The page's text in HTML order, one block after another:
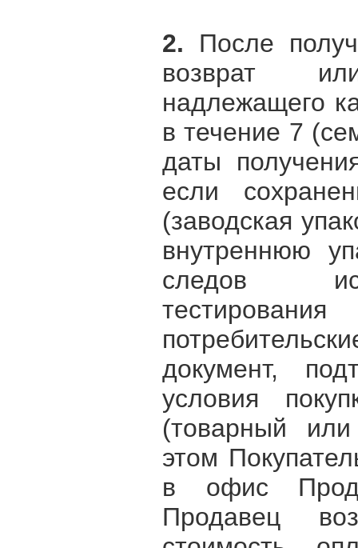
2. После
возврат
надлежащего
в течение 7
даты
если
(заводская
внутреннюю
следов
документ,
условия
(товарный
этом
в офис
Продавец